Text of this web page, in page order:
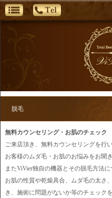
脱毛
無料カウンセリング・お肌のチェック
ご来店頂き、無料カウンセリングを行い
お客様のムダ毛・お肌のお悩みをお聞
またViVier独自の機器とその脱毛方法
お肌の性質や乾燥具合、ムダ毛の太さ
き、施術に問題がないか等のチェック